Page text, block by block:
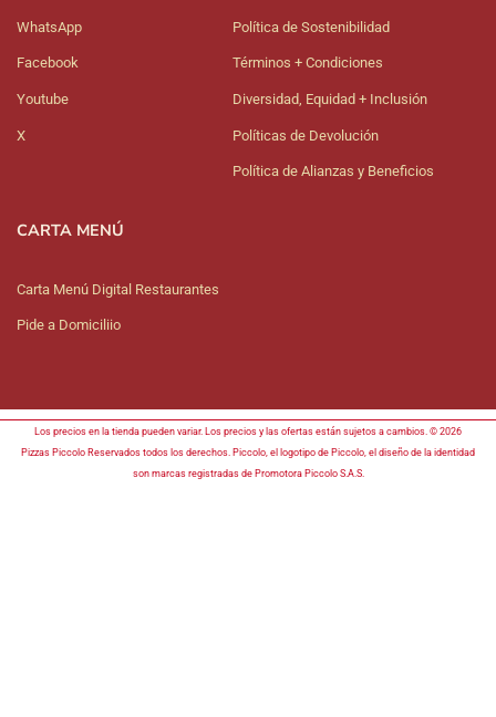
WhatsApp
Facebook
Youtube
X
Política de Sostenibilidad
Términos + Condiciones
Diversidad, Equidad + Inclusión
Políticas de Devolución
Política de Alianzas y Beneficios
CARTA MENÚ
Carta Menú Digital Restaurantes
Pide a Domiciliio
Los precios en la tienda pueden variar. Los precios y las ofertas están sujetos a cambios. © 2026
Pizzas Piccolo Reservados todos los derechos. Piccolo, el logotipo de Piccolo, el diseño de la identidad
son marcas registradas de Promotora Piccolo S.A.S.